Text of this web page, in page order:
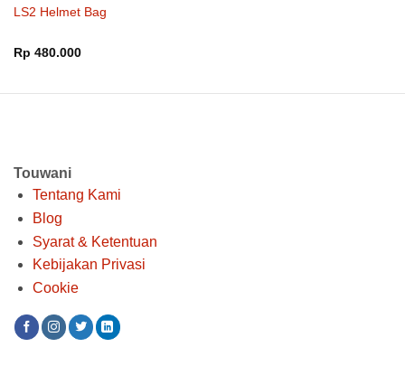
LS2 Helmet Bag
Rp 480.000
Touwani
Tentang Kami
Blog
Syarat & Ketentuan
Kebijakan Privasi
Cookie